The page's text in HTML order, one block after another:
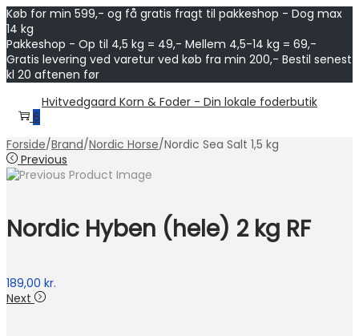
Køb for min 599,- og få gratis fragt til pakkeshop - Dog max
14 kg
Pakkeshop - Op til 4,5 kg = 49,- Mellem 4,5-14 kg = 69,-
Gratis levering ved varetur ved køb fra min 200,- Bestil senest
kl 20 aftenen før
to
to
Hvitvedgaard Korn & Foder - Din lokale foderbutik
6
Forside/Brand/Nordic Horse/Nordic Sea Salt 1,5 kg
Previous
Nordic Hyben (hele) 2 kg RF
189,00 kr.
Next